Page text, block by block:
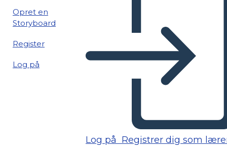
Opret en
Storyboard
Register
Log på
Log på Registrer dig som